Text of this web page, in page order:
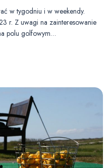
w tygodniu i w weekendy.
r. Z uwagi na zainteresowanie
polu golfowym…